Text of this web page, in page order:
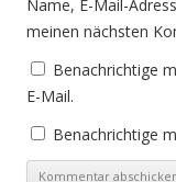
Name, E-Mail-
meinen nächsten
Benachrichtige
E-Mail.
Benachrichtige